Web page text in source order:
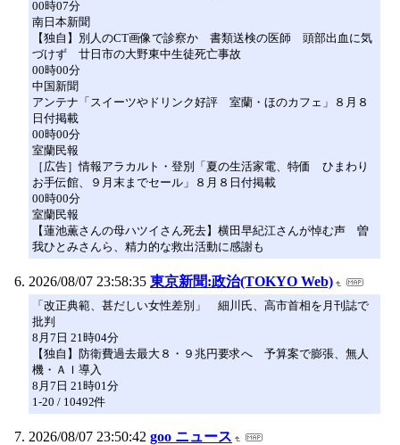
00時07分
南日本新聞
【独自】別人のCT画像で診察か 書類送検の医師 頭部出血に気
づけず 廿日市の大野東中生徒死亡事故
00時00分
中国新聞
アンテナ「スイーツやドリンク好評 室蘭・ほのカフェ」８月８
日付掲載
00時00分
室蘭民報
［広告］情報アラカルト・登別「夏の生活家電、特価 ひまわり
お手伝館、９月末までセール」８月８日付掲載
00時00分
室蘭民報
【蓮池薫さんの母ハツイさん死去】横田早紀江さんが悼む声 曽
我ひとみさんら、精力的な救出活動に感謝も
2026/08/07 23:58:35 東京新聞:政治(TOKYO Web)
「改正典範、甚だしい女性差別」 細川氏、高市首相を月刊誌で
批判
8月7日 21時04分
【独自】防衛費過去最大８・９兆円要求へ 予算案で膨張、無人
機・ＡＩ導入
8月7日 21時01分
1-20 / 10492件
2026/08/07 23:50:42 goo ニュース